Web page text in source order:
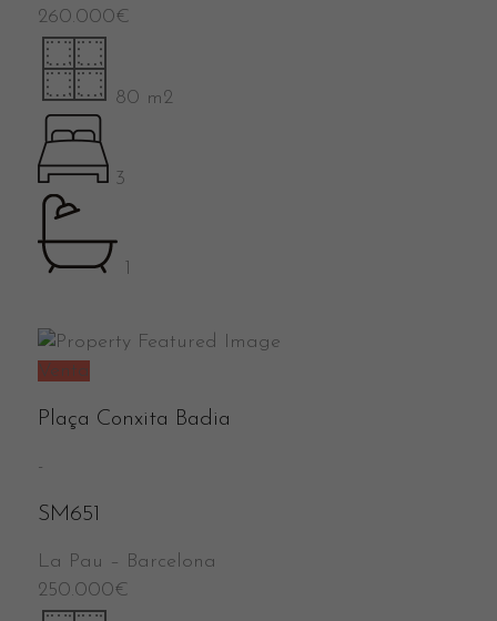
260.000€
80 m2
3
1
Venta
Plaça Conxita Badia
-
SM651
La Pau – Barcelona
250.000€